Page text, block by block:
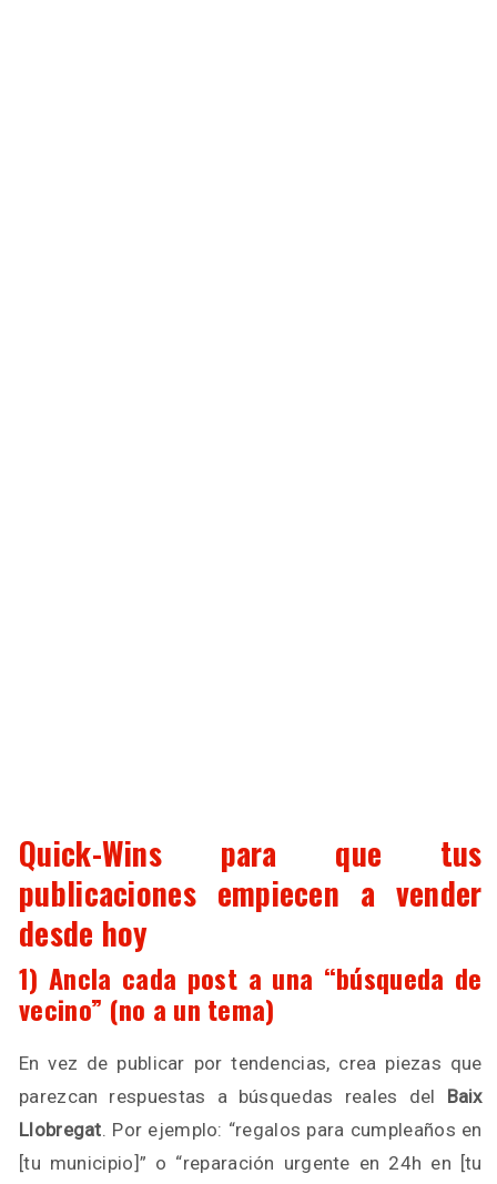
Quick-Wins para que tus
publicaciones empiecen a vender
desde hoy
1) Ancla cada post a una “búsqueda de
vecino” (no a un tema)
En vez de publicar por tendencias, crea piezas que
parezcan respuestas a búsquedas reales del Baix
Llobregat. Por ejemplo: “regalos para cumpleaños en
[tu municipio]” o “reparación urgente en 24h en [tu